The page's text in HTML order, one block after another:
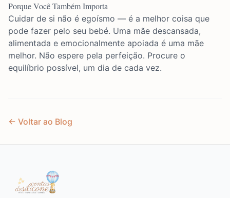
Porque Você Também Importa
Cuidar de si não é egoísmo — é a melhor coisa que
pode fazer pelo seu bebé. Uma mãe descansada,
alimentada e emocionalmente apoiada é uma mãe
melhor. Não espere pela perfeição. Procure o
equilíbrio possível, um dia de cada vez.
← Voltar ao Blog